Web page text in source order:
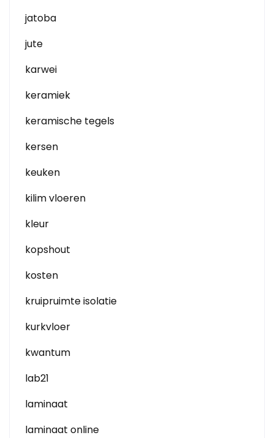
jatoba
jute
karwei
keramiek
keramische tegels
kersen
keuken
kilim vloeren
kleur
kopshout
kosten
kruipruimte isolatie
kurkvloer
kwantum
lab21
laminaat
laminaat online